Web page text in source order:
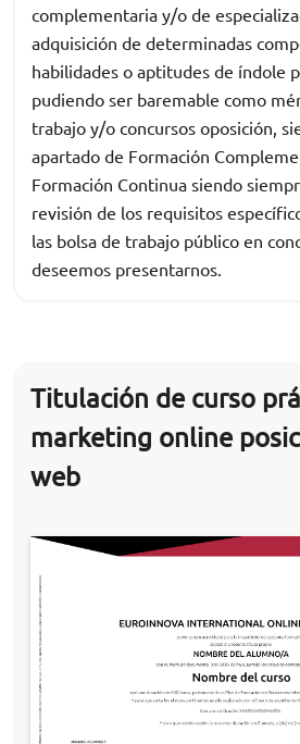
complementaria y/o de
adquisición de determinadas
habilidades o aptitudes de índole
pudiendo ser baremable como
trabajo y/o concursos oposición,
apartado de Formación
Formación Continua siendo
revisión de los requisitos
las bolsa de trabajo público en
deseemos presentarnos.
Titulación de curso
marketing online
web